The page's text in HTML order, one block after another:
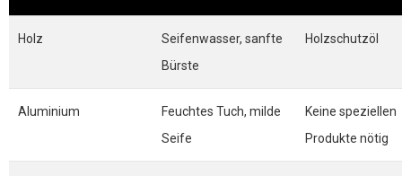
Holz
Seifenwasser, sanfte
Bürste
Holzschutzöl
Aluminium
Feuchtes Tuch, milde
Seife
Keine speziellen
Produkte nötig